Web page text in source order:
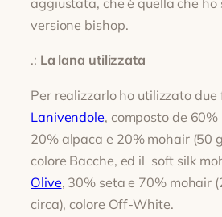
aggiustata, che è quella che ho
versione bishop.
.: La lana utilizzata
Per realizzarlo ho utilizzato due
Lanivendole, composto de
20% alpaca e 20% mohair (50
colore Bacche, ed il soft silk
Olive, 30% seta e 70% mohair
circa), colore Off-White.